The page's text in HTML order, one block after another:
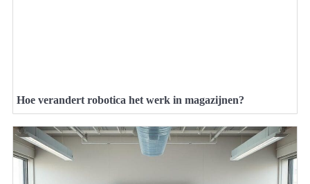
Hoe verandert robotica het werk in magazijnen?